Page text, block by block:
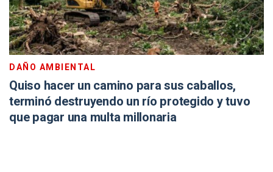
DAÑO AMBIENTAL
Quiso hacer un camino para sus caballos,
terminó destruyendo un río protegido y tuvo
que pagar una multa millonaria